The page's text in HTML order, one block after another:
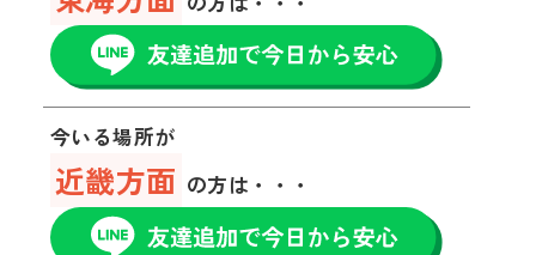
今いる場所が
近畿方面 の方は・・・